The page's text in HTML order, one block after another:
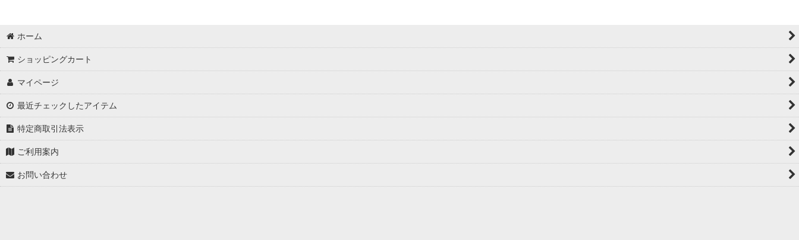
ホーム
ショッピングカート
マイページ
最近チェックしたアイテム
特定商取引法表示
ご利用案内
お問い合わせ